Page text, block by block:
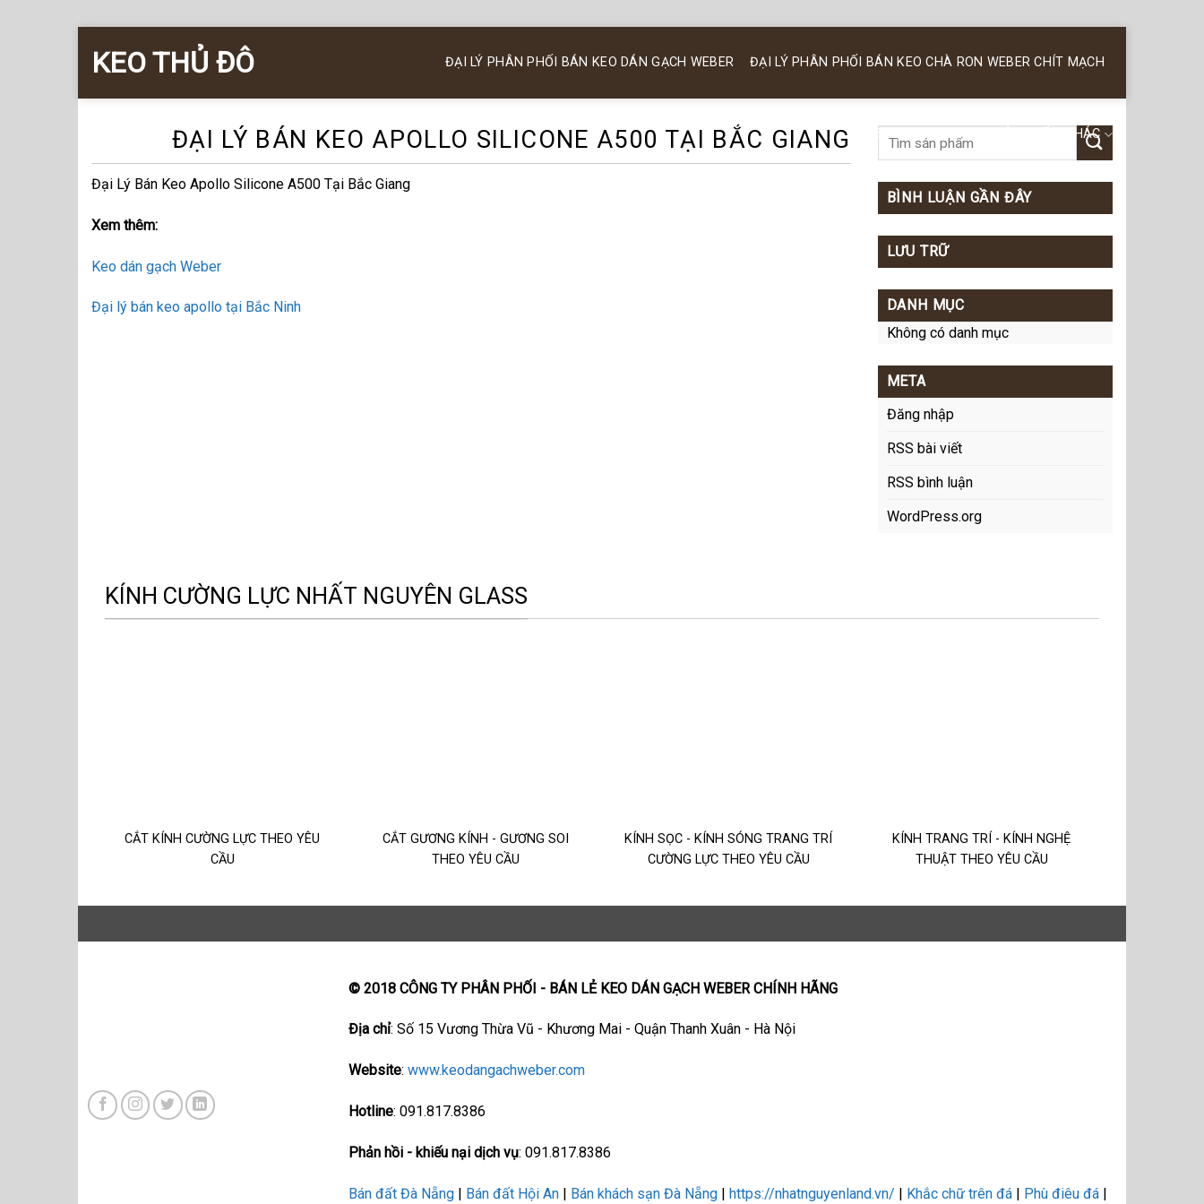
KEO THỦ ĐÔ ĐẠI LÝ PHÂN PHỐI BÁN KEO DÁN GẠCH WEBER ĐẠI LÝ PHÂN PHỐI BÁN KEO CHÀ RON WEBER CHÍT MẠCH
KEO SILICONE WEBER SẢN PHẨM KHÁC
ĐẠI LÝ BÁN KEO APOLLO SILICONE A500 TẠI BẮC GIANG
Đại Lý Bán Keo Apollo Silicone A500 Tại Bắc Giang
Xem thêm:
Keo dán gạch Weber
Đại lý bán keo apollo tại Bắc Ninh
BÌNH LUẬN GẦN ĐÂY
LƯU TRỮ
DANH MỤC
Không có danh mục
META
Đăng nhập
RSS bài viết
RSS bình luận
WordPress.org
KÍNH CƯỜNG LỰC NHẤT NGUYÊN GLASS
CẮT KÍNH CƯỜNG LỰC THEO YÊU
CẦU
CẮT GƯƠNG KÍNH - GƯƠNG SOI
THEO YÊU CẦU
KÍNH SỌC - KÍNH SÓNG TRANG TRÍ
CƯỜNG LỰC THEO YÊU CẦU
KÍNH TRANG TRÍ - KÍNH NGHỆ
THUẬT THEO YÊU CẦU
© 2018 CÔNG TY PHÂN PHỐI - BÁN LẺ KEO DÁN GẠCH WEBER CHÍNH HÃNG
Địa chỉ: Số 15 Vương Thừa Vũ - Khương Mai - Quận Thanh Xuân - Hà Nội
Website:www.keodangachweber.com
Hotline: 091.817.8386
Phản hồi - khiếu nại dịch vụ: 091.817.8386
Bán đất Đà Nẵng | Bán đất Hội An | Bán khách sạn Đà Nẵng |https://nhatnguyenland.vn/ | Khắc chữ trên đá | Phù điêu đá |